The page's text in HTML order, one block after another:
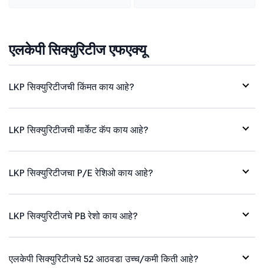
एलकेपी सिक्युरिटीज एफएक्यू
LKP सिक्युरिटीजची किंमत काय आहे?
LKP सिक्युरिटीजची मार्केट कॅप काय आहे?
LKP सिक्युरिटीजचा P/E रेशिओ काय आहे?
LKP सिक्युरिटीजचे PB रेशो काय आहे?
एलकेपी सिक्युरिटीजचे 52 आठवडा उच्च/कमी किती आहे?